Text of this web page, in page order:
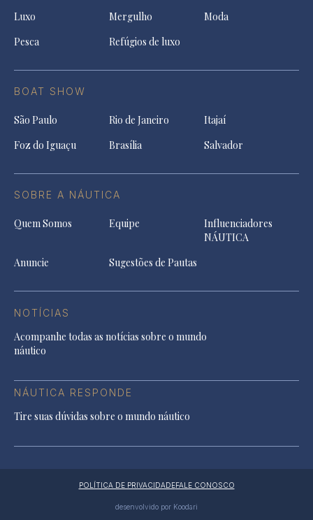
Luxo
Mergulho
Moda
Pesca
Refúgios de luxo
BOAT SHOW
São Paulo Rio de Janeiro
Itajaí
Foz do Iguaçu
Brasília Salvador
SOBRE A NÁUTICA
Quem Somos Equipe
Influenciadores
NÁUTICA
Anuncie
Sugestões de Pautas
NOTÍCIAS
Acompanhe todas as notícias sobre o mundo
náutico
NÁUTICA RESPONDE
Tire suas dúvidas sobre o mundo náutico
POLÍTICA DE PRIVACIDADEFALE CONOSCO
desenvolvido por Koodari